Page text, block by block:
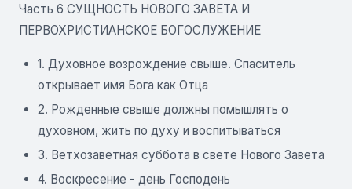
Часть 6 СУЩНОСТЬ НОВОГО ЗАВЕТА И
ПЕРВОХРИСТИАНСКОЕ БОГОСЛУЖЕНИЕ
1. Духовное возрождение свыше. Спаситель
открывает имя Бога как Отца
2. Рожденные свыше должны помышлять о
духовном, жить по духу и воспитываться
3. Ветхозаветная суббота в свете Нового Завета
4. Воскресение - день Господень